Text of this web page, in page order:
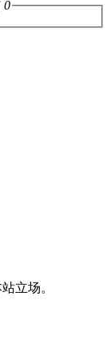
0
立场。